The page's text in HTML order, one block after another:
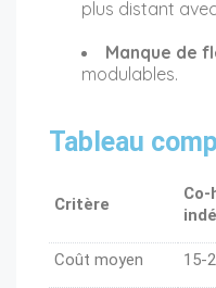
plus distant
Manque de
modulables.
Tableau
Critère
Coût moyen 15-